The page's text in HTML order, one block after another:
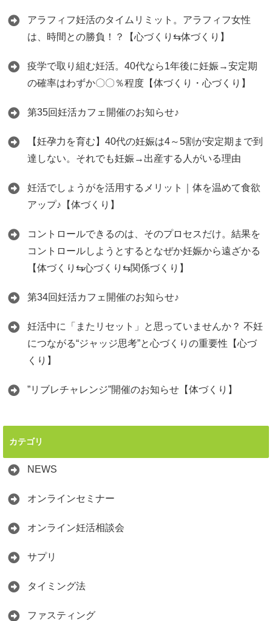
アラフィフ妊活のタイムリミット。アラフィフ女性
は、時間との勝負！？【心づくり⇆体づくり】
疫学で取り組む妊活。40代なら1年後に妊娠→安定期
の確率はわずか〇〇％程度【体づくり・心づくり】
第35回妊活カフェ開催のお知らせ♪
【妊孕力を育む】40代の妊娠は4～5割が安定期まで到
達しない。それでも妊娠→出産する人がいる理由
妊活でしょうがを活用するメリット｜体を温めて食欲
アップ♪【体づくり】
コントロールできるのは、そのプロセスだけ。結果を
コントロールしようとするとなぜか妊娠から遠ざかる
【体づくり⇆心づくり⇆関係づくり】
第34回妊活カフェ開催のお知らせ♪
妊活中に「またリセット」と思っていませんか？ 不妊
につながる“ジャッジ思考”と心づくりの重要性【心づ
くり】
”リブレチャレンジ”開催のお知らせ【体づくり】
カテゴリ
NEWS
オンラインセミナー
オンライン妊活相談会
サプリ
タイミング法
ファスティング